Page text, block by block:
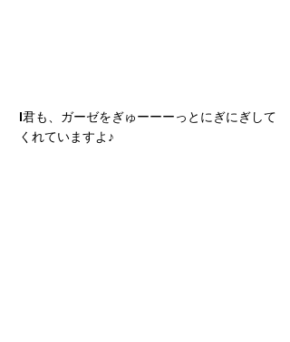
I君も、ガーゼをぎゅーーーっとにぎにぎして
くれていますよ♪